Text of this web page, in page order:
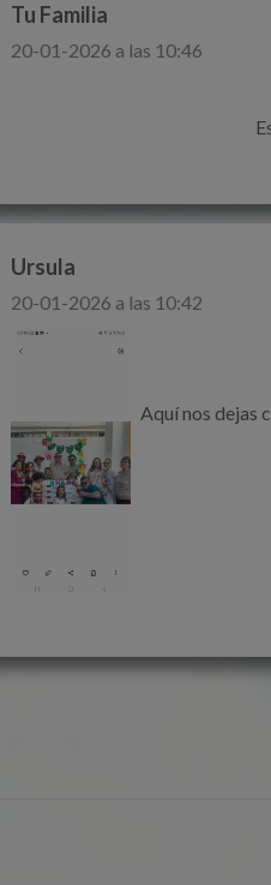
Tu Familia
20-01-2026 a las 10:46
Ursula
20-01-2026 a las 10:42
Aquí nos dejas